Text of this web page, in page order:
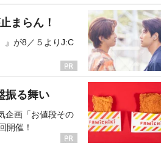
まらん！
』が8／５よりJ:C
振る舞い
企画「お値段その
開催！